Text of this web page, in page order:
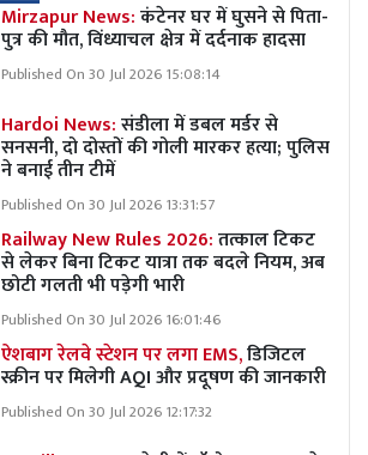
Mirzapur News:कंटेनर घर में घुसने से पिता-
पुत्र की मौत, विंध्याचल क्षेत्र में दर्दनाक हादसा
Published On 30 Jul 2026 15:08:14
Hardoi News:संडीला में डबल मर्डर से
सनसनी, दो दोस्तों की गोली मारकर हत्या; पुलिस
ने बनाई तीन टीमें
Published On 30 Jul 2026 13:31:57
Railway New Rules 2026:तत्काल टिकट
से लेकर बिना टिकट यात्रा तक बदले नियम, अब
छोटी गलती भी पड़ेगी भारी
Published On 30 Jul 2026 16:01:46
ऐशबाग रेलवे स्टेशन पर लगा EMS,डिजिटल
स्क्रीन पर मिलेगी AQI और प्रदूषण की जानकारी
Published On 30 Jul 2026 12:17:32